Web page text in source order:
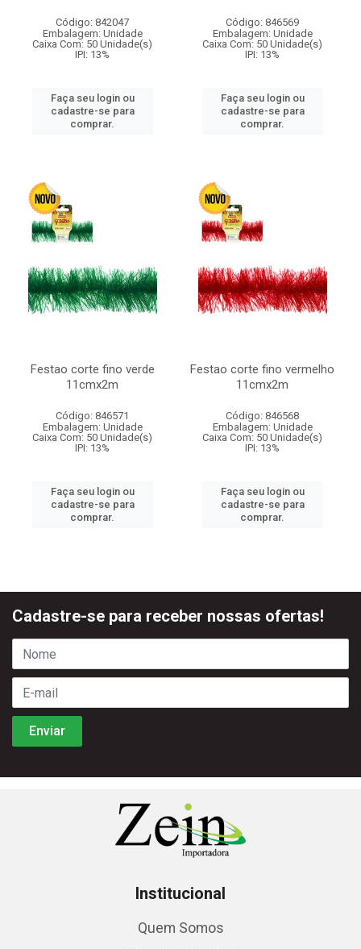
Código: 842047
Embalagem: Unidade
Caixa Com: 50 Unidade(s)
IPI: 13%
Faça seu login ou
cadastre-se para
comprar.
Código: 846569
Embalagem: Unidade
Caixa Com: 50 Unidade(s)
IPI: 13%
Faça seu login ou
cadastre-se para
comprar.
Festao corte fino verde
11cmx2m
Código: 846571
Embalagem: Unidade
Caixa Com: 50 Unidade(s)
IPI: 13%
Faça seu login ou
cadastre-se para
comprar.
Festao corte fino vermelho
11cmx2m
Código: 846568
Embalagem: Unidade
Caixa Com: 50 Unidade(s)
IPI: 13%
Faça seu login ou
cadastre-se para
comprar.
Cadastre-se para receber nossas ofertas!
Institucional
Quem Somos